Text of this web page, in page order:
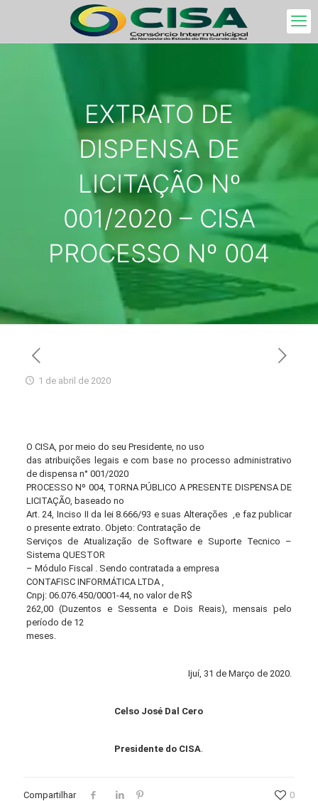
EXTRATO DE
DISPENSA DE
LICITAÇÃO Nº
001/2020 – CISA
PROCESSO Nº 004
1 de abril de 2020
O CISA, por meio do seu Presidente, no uso
das atribuições legais e com base no processo administrativo
de dispensa n° 001/2020
PROCESSO Nº 004, TORNA PÚBLICO A PRESENTE DISPENSA DE
LICITAÇÃO, baseado no
Art. 24, Inciso II da lei 8.666/93 e suas Alterações ,e faz publicar
o presente extrato. Objeto: Contratação de
Serviços de Atualização de Software e Suporte Tecnico –
Sistema QUESTOR
– Módulo Fiscal . Sendo contratada a empresa
CONTAFISC INFORMÁTICA LTDA ,
Cnpj: 06.076.450/0001-44, no valor de R$
262,00 (Duzentos e Sessenta e Dois Reais), mensais pelo
período de 12
meses.
Ijuí, 31 de Março de 2020.
Celso José Dal Cero
Presidente do CISA.
Compartilhar 0